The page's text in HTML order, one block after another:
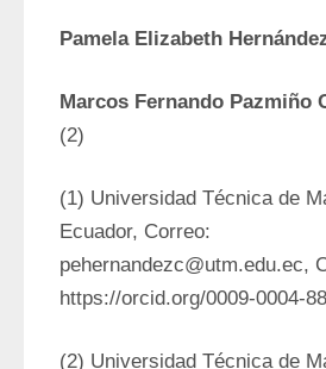
Pamela Elizabeth
(2)
(1) Universidad Técnica de
Ecuador, Correo:
pehernandezc@utm.edu.ec,
https://orcid.org/0009-0004-
(2) Universidad Técnica de